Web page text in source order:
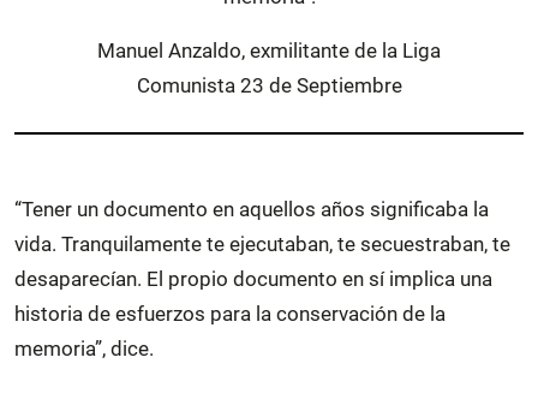
Manuel Anzaldo, exmilitante de la Liga
Comunista 23 de Septiembre
“Tener un documento en aquellos años significaba la
vida. Tranquilamente te ejecutaban, te secuestraban, te
desaparecían. El propio documento en sí implica una
historia de esfuerzos para la conservación de la
memoria”, dice.